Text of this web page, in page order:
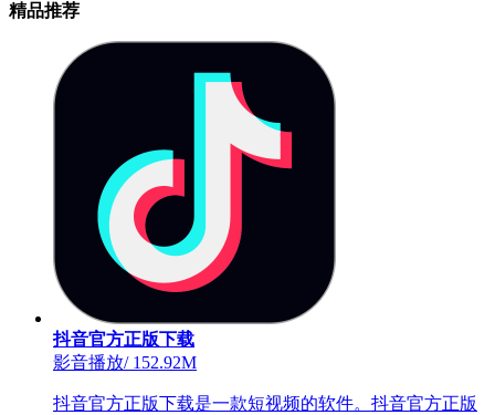
精品推荐
抖音官方正版下载
影音播放/152.92M
抖音官方正版下载是一款短视频的软件。抖音官方正版